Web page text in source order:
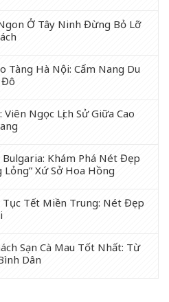
Ở Tây Ninh Đừng Bỏ Lỡ
Tàng Hà Nội: Cẩm Nang Du
Đô
Ngọc Lịch Sử Giữa Cao
Khám Phá Nét Đẹp
Lỏng” Xứ Sở Hoa Hồng
Tục Tết Miền Trung: Nét Đẹp
Sạn Cà Mau Tốt Nhất: Từ
Dân